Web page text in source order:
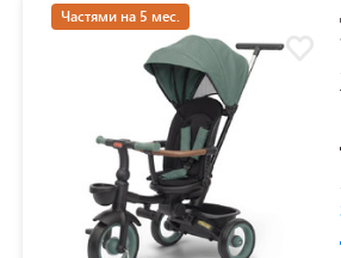
Частями на 5 мес.